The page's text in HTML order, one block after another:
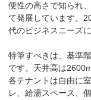
便性の高さで知られ
て発展しています。
代のビジネスニーズ
特筆すべきは、基準
です。天井高は
各テナントは自由に
レ、給湯スペース、